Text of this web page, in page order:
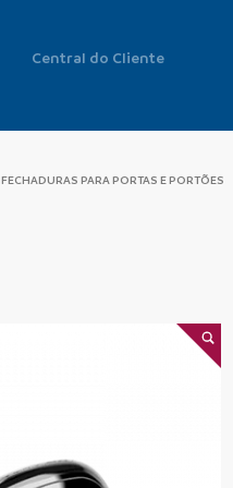
Central do Cliente
FECHADURAS PARA PORTAS E PORTÕES